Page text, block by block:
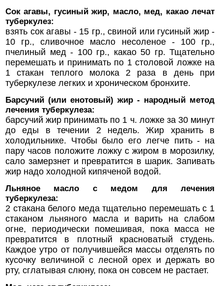
Сок агавы, гусиный жир, масло, мед, какао лечат
туберкулез:
взять сок агавы - 15 гр., свиной или гусиный жир -
10 гр., сливочное масло несоленое - 100 гр.,
пчелиный мед - 100 гр., какао 50 гр. Тщательно
перемешать и принимать по 1 столовой ложке на
1 стакан теплого молока 2 раза в день при
туберкулезе легких и хроническом бронхите.
Барсучий (или енотовый) жир - народный метод
лечения туберкулеза:
барсучий жир принимать по 1 ч. ложке за 30 минут
до еды в течении 2 недель. Жир хранить в
холодильнике. Чтобы было его легче пить - на
пару часов положите ложку с жиром в морозилку,
сало замерзнет и превратится в шарик. Запивать
жир надо холодной кипяченой водой.
Льняное масло с медом для лечения
туберкулеза:
2 стакана белого меда тщательно перемешать с 1
стаканом льняного масла и варить на слабом
огне, периодически помешивая, пока масса не
превратится в плотный красноватый студень.
Каждое утро от получившейся массы отделять по
кусочку величиной с лесной орех и держать во
рту, сглатывая слюну, пока он совсем не растает.